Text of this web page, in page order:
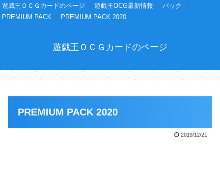
遊戯王ＯＣＧカードのページ 遊戯王OCG最新情報
パック
PREMIUM PACK
PREMIUM PACK 2020
遊戯王ＯＣＧカードのページ
PREMIUM PACK 2020
2019/12/21